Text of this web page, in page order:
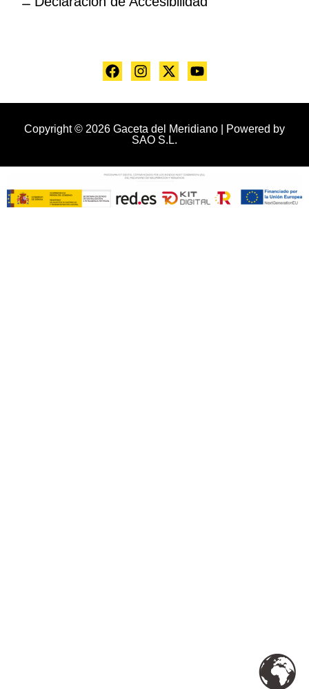
Copyright © 2026 Gaceta del Meridiano | Powered by
SAO S.L.